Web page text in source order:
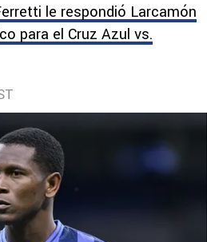
le respondió Larcamón
para el Cruz Azul vs.